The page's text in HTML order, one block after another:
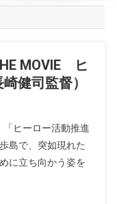
MOVIE ヒ
健司監督）
ヒーロー活動推進
島で、突如現れた
に立ち向かう姿を